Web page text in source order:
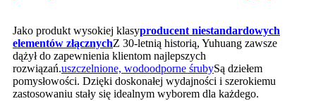
Jako produkt wysokiej klasyproducent niestandardowych
elementów złącznychZ 30-letnią historią, Yuhuang zawsze
dążył do zapewnienia klientom najlepszych
rozwiązań.uszczelnione, wodoodporne śrubySą dziełem
pomysłowości. Dzięki doskonałej wydajności i szerokiemu
zastosowaniu stały się idealnym wyborem dla każdego.